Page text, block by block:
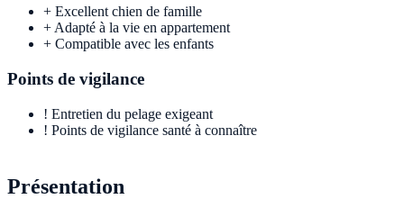
+ Excellent chien de famille
+ Adapté à la vie en appartement
+ Compatible avec les enfants
Points de vigilance
! Entretien du pelage exigeant
! Points de vigilance santé à connaître
Présentation